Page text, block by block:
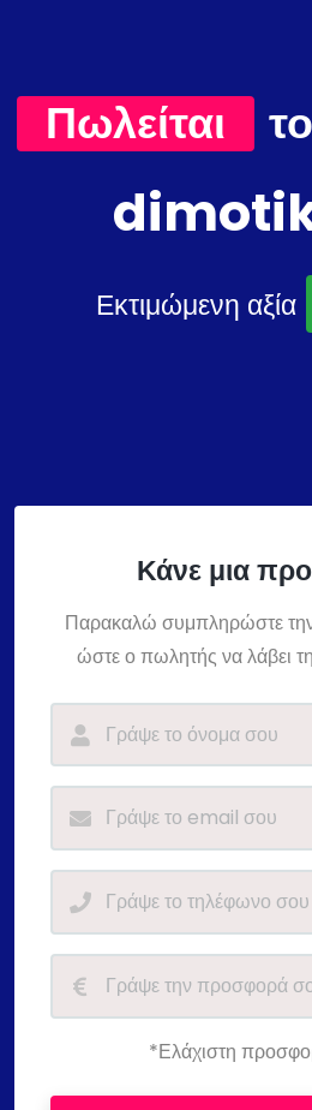
Πωλείται
Εκτιμώμενη αξία
Κάνε μια
Παρακαλώ συμπληρώστε
ώστε ο πωλητής να λάβει
*Ελάχιστη